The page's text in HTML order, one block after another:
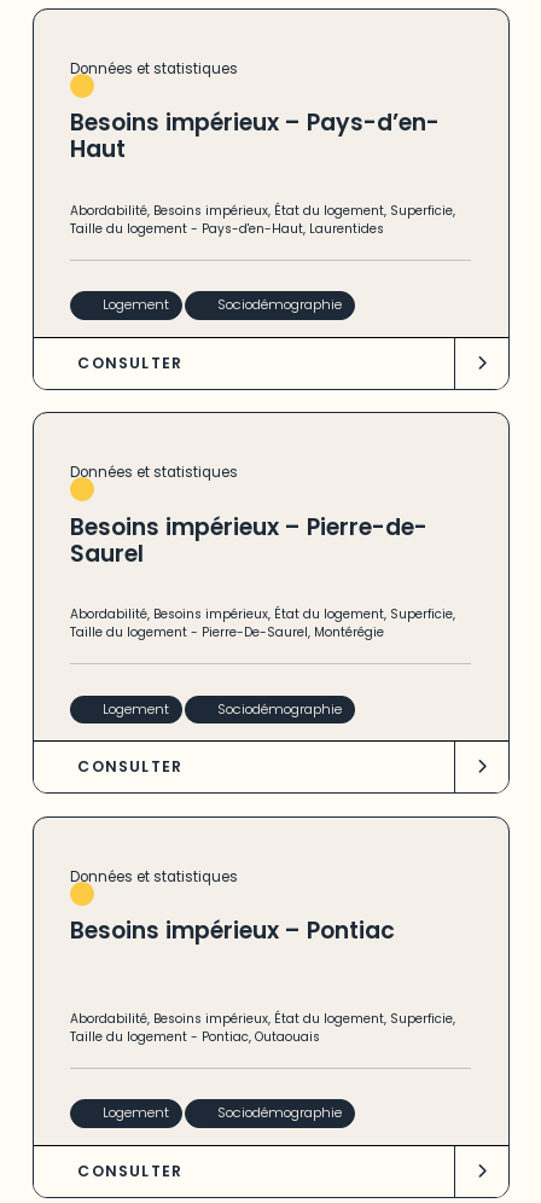
Données et statistiques
Besoins impérieux – Pays-d’en-
Haut
Abordabilité, Besoins impérieux, État du logement, Superficie,
Taille du logement - Pays-d'en-Haut, Laurentides
Logement Sociodémographie
CONSULTER
Données et statistiques
Besoins impérieux – Pierre-de-
Saurel
Abordabilité, Besoins impérieux, État du logement, Superficie,
Taille du logement - Pierre-De-Saurel, Montérégie
Logement Sociodémographie
CONSULTER
Données et statistiques
Besoins impérieux – Pontiac
Abordabilité, Besoins impérieux, État du logement, Superficie,
Taille du logement - Pontiac,Outaouais
Logement Sociodémographie
CONSULTER